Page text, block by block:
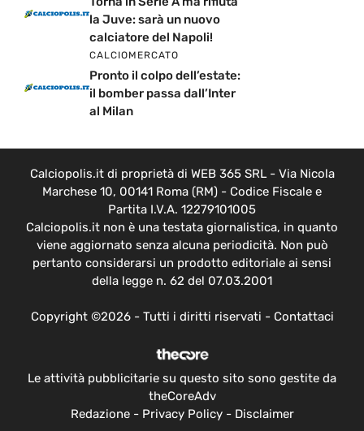
la Juve: sarà un nuovo
calciatore del Napoli!
CALCIOMERCATO
Pronto il colpo dell’estate:
il bomber passa dall’Inter
al Milan
Calciopolis.it di proprietà di WEB 365 SRL - Via Nicola
Marchese 10, 00141 Roma (RM) - Codice Fiscale e
Partita I.V.A. 12279101005
Calciopolis.it non è una testata giornalistica, in quanto
viene aggiornato senza alcuna periodicità. Non può
pertanto considerarsi un prodotto editoriale ai sensi
della legge n. 62 del 07.03.2001
Copyright ©2026 - Tutti i diritti riservati - Contattaci
Le attività pubblicitarie su questo sito sono gestite da
theCoreAdv
Redazione- Privacy Policy- Disclaimer